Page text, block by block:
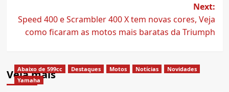
Next:
Speed 400 e Scrambler 400 X tem novas cores, Veja
como ficaram as motos mais baratas da Triumph
Veja mais
Abaixo de 599cc Destaques Motos Notícias
Novidades
Yamaha